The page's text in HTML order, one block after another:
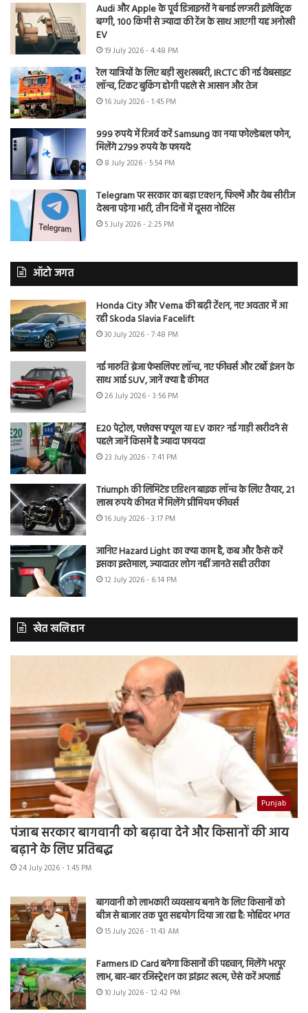
Audi और Apple के पूर्व डिजाइनरों ने बनाई लग्जरी इलेक्ट्रिक
बग्गी, 100 किमी से ज्यादा की रेंज के साथ आएगी यह अनोखी
EV
19 July 2026 - 4:48 PM
रेल यात्रियों के लिए बड़ी खुशखबरी, IRCTC की नई वेबसाइट
लॉन्च, टिकट बुकिंग होगी पहले से आसान और तेज
16 July 2026 - 1:45 PM
999 रुपये में रिजर्व करें Samsung का नया फोल्डेबल फोन,
मिलेंगे 2799 रुपये के फायदे
8 July 2026 - 5:54 PM
Telegram पर सरकार का बड़ा एक्शन, फिल्में और वेब सीरीज
देखना पड़ेगा भारी, तीन दिनों में दूसरा नोटिस
5 July 2026 - 2:25 PM
ऑटो जगत
Honda City और Verna की बढ़ी टेंशन, नए अवतार में आ
रही Skoda Slavia Facelift
30 July 2026 - 7:48 PM
नई मारुति ब्रेजा फेसलिफ्ट लॉन्च, नए फीचर्स और टर्बो इंजन के
साथ आई SUV, जानें क्या है कीमत
26 July 2026 - 3:56 PM
E20 पेट्रोल, फ्लेक्स फ्यूल या EV कार? नई गाड़ी खरीदने से
पहले जानें किसमें है ज्यादा फायदा
23 July 2026 - 7:41 PM
Triumph की लिमिटेड एडिशन बाइक लॉन्च के लिए तैयार, 21
लाख रुपये कीमत में मिलेंगे प्रीमियम फीचर्स
16 July 2026 - 3:17 PM
जानिए Hazard Light का क्या काम है, कब और कैसे करें
इसका इस्तेमाल, ज्यादातर लोग नहीं जानते सही तरीका
12 July 2026 - 6:14 PM
खेत खलिहान
Punjab
पंजाब सरकार बागवानी को बढ़ावा देने और किसानों की आय
बढ़ाने के लिए प्रतिबद्ध
24 July 2026 - 1:45 PM
बागवानी को लाभकारी व्यवसाय बनाने के लिए किसानों को
बीज से बाजार तक पूरा सहयोग दिया जा रहा है: मोहिंदर भगत
15 July 2026 - 11:43 AM
Farmers ID Card बनेगा किसानों की पहचान, मिलेंगे भरपूर
लाभ, बार-बार रजिस्ट्रेशन का झंझट खत्म, ऐसे करें अप्लाई
10 July 2026 - 12:42 PM